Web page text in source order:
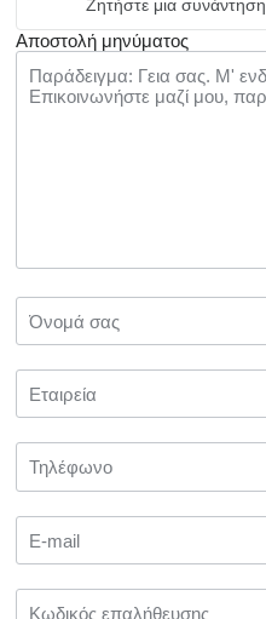
Ζητήστε μια συνάντηση
Αποστολή μηνύματος